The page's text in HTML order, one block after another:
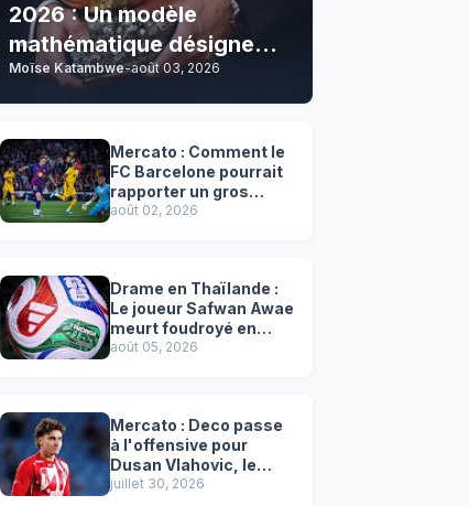
2026 : Un modèle
mathématique désigne
son grand favori !
Moïse Katambwe-août 03, 2026
Mercato : Comment le
FC Barcelone pourrait
rapporter un gros
chèque inespéré à l’OM
août 02, 2026
Drame en Thaïlande :
Le joueur Safwan Awae
meurt foudroyé en
plein match
août 05, 2026
Mercato : Deco passe
à l'offensive pour
Dusan Vlahovic, le
successeur désigné
juillet 30, 2026